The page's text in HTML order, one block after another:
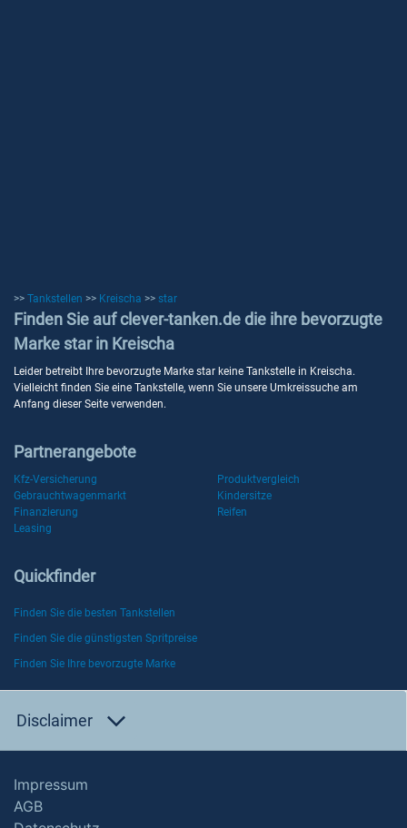
>> Tankstellen >> Kreischa >> star
Finden Sie auf clever-tanken.de die ihre bevorzugte
Marke star in Kreischa
Leider betreibt Ihre bevorzugte Marke star keine Tankstelle in Kreischa.
Vielleicht finden Sie eine Tankstelle, wenn Sie unsere Umkreissuche am
Anfang dieser Seite verwenden.
Partnerangebote
Kfz-Versicherung
Produktvergleich
Gebrauchtwagenmarkt
Kindersitze
Finanzierung
Reifen
Leasing
Quickfinder
Finden Sie die besten Tankstellen
Finden Sie die günstigsten Spritpreise
Finden Sie Ihre bevorzugte Marke
Disclaimer
Impressum
AGB